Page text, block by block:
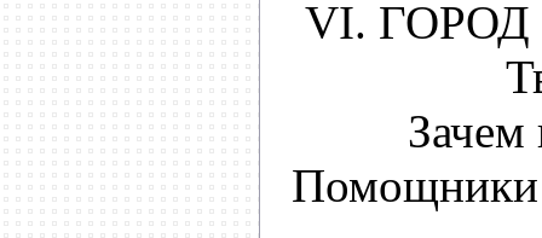
VI. ГОРОД
Помощники